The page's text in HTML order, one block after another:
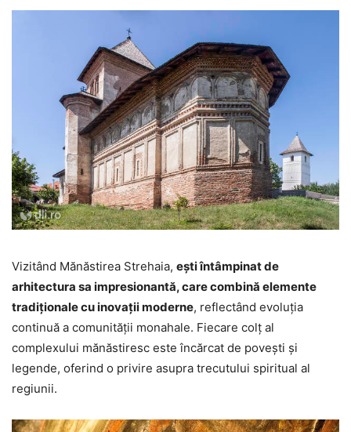
Vizitând Mănăstirea Strehaia, ești întâmpinat de
arhitectura sa impresionantă, care combină elemente
tradiționale cu inovații moderne, reflectând evoluția
continuă a comunității monahale. Fiecare colț al
complexului mănăstiresc este încărcat de povești și
legende, oferind o privire asupra trecutului spiritual al
regiunii.